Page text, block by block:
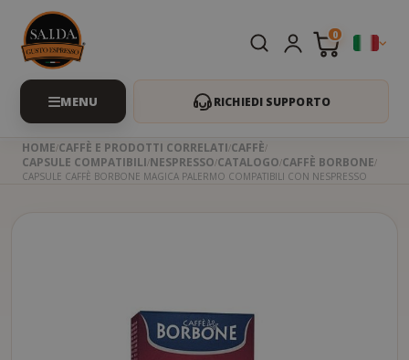
0
RICHIEDI SUPPORTO
HOME CAFFÈ E PRODOTTI CORRELATI CAFFÈ
CAPSULE COMPATIBILI NESPRESSO CATALOGO CAFFÈ BORBONE
CAPSULE CAFFÈ BORBONE MAGICA PALERMO COMPATIBILI CON NESPRESSO